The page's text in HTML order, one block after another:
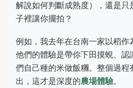
解說如何判斷成熟度），還是只
子裡讓你擺拍？
例如，我去年在台南一家以稻作
他們的體驗是帶你下田摸蜆、認
們自己種的米做飯糰。整個過程
出，這才是深度的農場體驗。